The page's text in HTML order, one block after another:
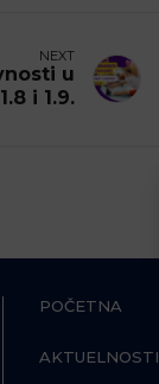
NEXT
u
i 1.9.
POČETNA
AKTUELNOSTI